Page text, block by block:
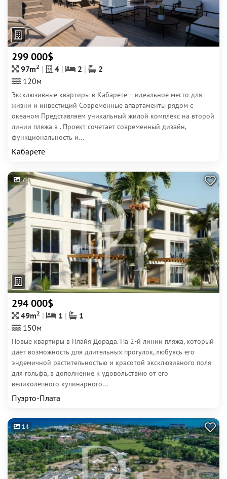
299 000$
97m2 4 2
2
120м
Эксклюзивные квартиры в Кабарете – идеальное место для
жизни и инвестиций Современные апартаменты рядом с
океаном Представляем уникальный жилой комплекс на второй
линии пляжа в . Проект сочетает современный дизайн,
функциональность и...
Кабарете
7
294 000$
49m2 1
1
150м
Новые квартиры в Плайя Дорада. На 2-й линии пляжа, который
дает возможность для длительных прогулок, любуясь его
эндемичной растительностью и красотой эксклюзивного поля
для гольфа, в дополнение к удовольствию от его
великолепного кулинарного...
Пуэрто-Плата
14